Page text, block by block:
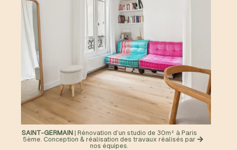
SAINT-GERMAIN| Rénovation d’un studio de 30m² à Paris
5ème. Conception & réalisation des travaux réalisés par
nos équipes.